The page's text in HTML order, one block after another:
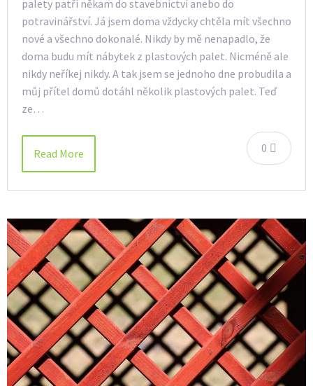
palety patří někam do stavebnictví anebo do
potravinářství. Já jsem doma vždycky chtěla mít všechno
nové a všechno dokonalé. Nikdy by mě nenapadlo, že
doma budu mít nábytek z plastových palet. Nicméně ale
nikdy neříkej nikdy. A tak jsem se jednoho dne probudila a
můj přítel domů dotáhl několik plastových palet. Teď
ze…
0
Read More